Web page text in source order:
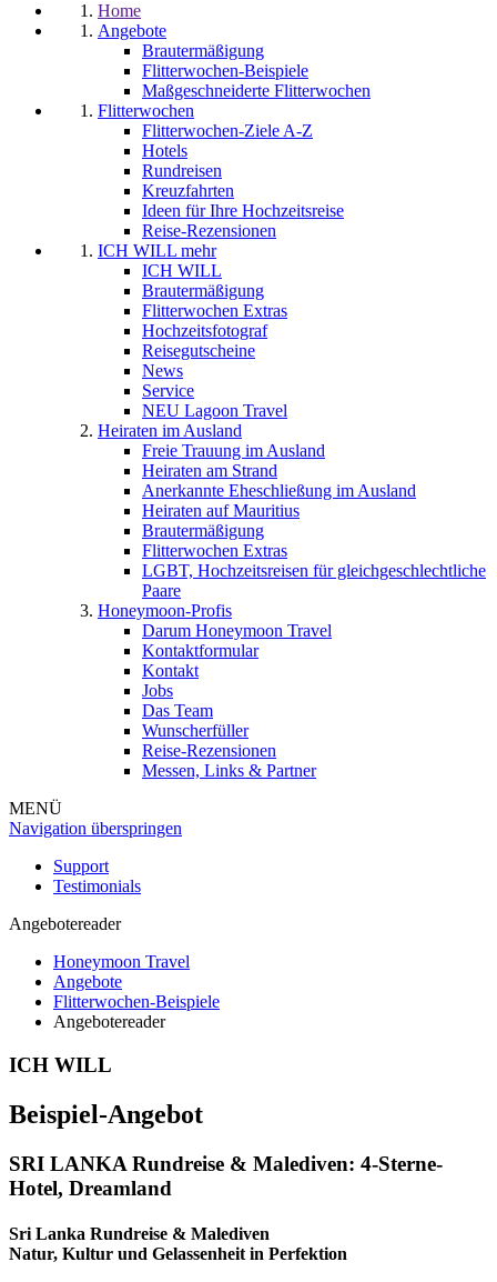
Home
Angebote
Brautermäßigung
Flitterwochen-Beispiele
Maßgeschneiderte Flitterwochen
Flitterwochen
Flitterwochen-Ziele A-Z
Hotels
Rundreisen
Kreuzfahrten
Ideen für Ihre Hochzeitsreise
Reise-Rezensionen
ICH WILL mehr
ICH WILL
Brautermäßigung
Flitterwochen Extras
Hochzeitsfotograf
Reisegutscheine
News
Service
NEU Lagoon Travel
Heiraten im Ausland
Freie Trauung im Ausland
Heiraten am Strand
Anerkannte Eheschließung im Ausland
Heiraten auf Mauritius
Brautermäßigung
Flitterwochen Extras
LGBT, Hochzeitsreisen für gleichgeschlechtliche
Paare
Honeymoon-Profis
Darum Honeymoon Travel
Kontaktformular
Kontakt
Jobs
Das Team
Wunscherfüller
Reise-Rezensionen
Messen, Links & Partner
MENÜ
Navigation überspringen
Support
Testimonials
Angebotereader
Honeymoon Travel
Angebote
Flitterwochen-Beispiele
Angebotereader
ICH WILL
Beispiel-Angebot
SRI LANKA Rundreise & Malediven: 4-Sterne-
Hotel, Dreamland
Sri Lanka Rundreise & Malediven
Natur, Kultur und Gelassenheit in Perfektion